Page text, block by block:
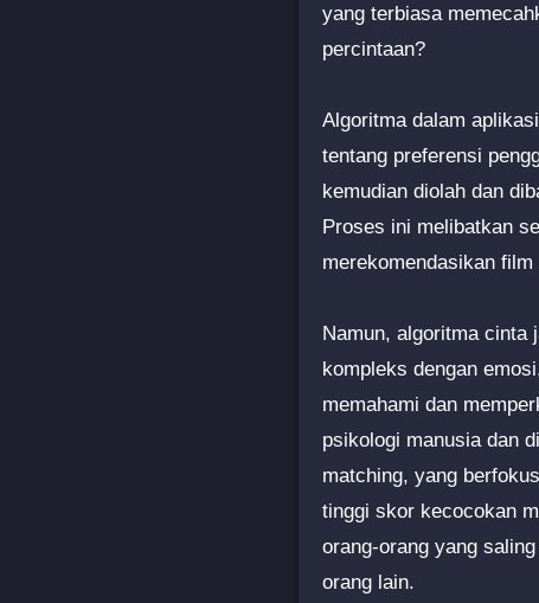
yang terbiasa
percintaan?
Algoritma dalam
tentang preferensi
kemudian diolah dan
Proses ini melibatkan
merekomendasikan
Namun, algoritma cinta
kompleks dengan
memahami dan
psikologi manusia dan
matching, yang
tinggi skor kecocokan
orang-orang yang
orang lain.